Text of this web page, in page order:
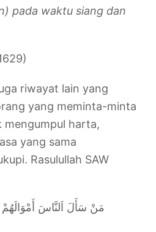
pada waktu siang dan
riwayat lain yang
yang meminta-minta
mengumpul harta,
yang sama
Rasulullah SAW
مَنْ سَأَلَ اَلنَّاسَ أَمْوَالَهُمْ